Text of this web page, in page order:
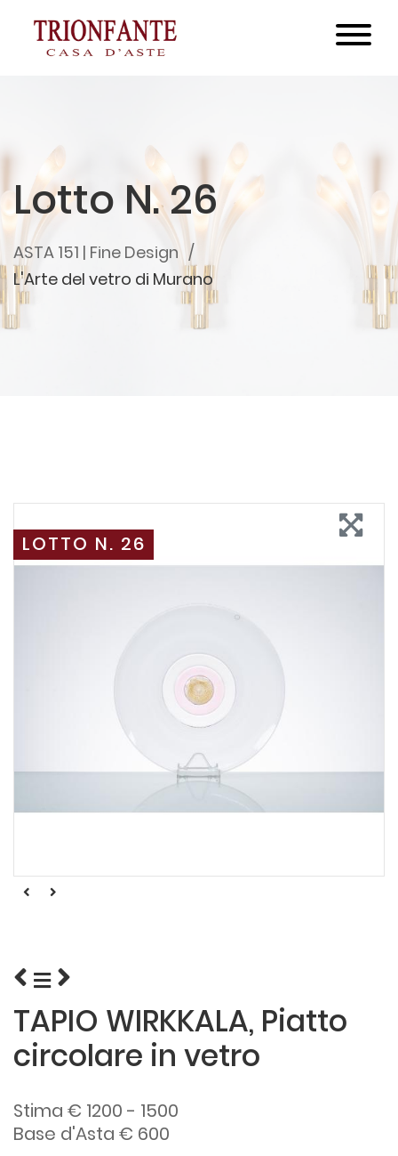
Lotto N. 26
ASTA 151 | Fine Design
L'Arte del vetro di Murano
LOTTO N. 26
TAPIO WIRKKALA, Piatto
circolare in vetro
Stima € 1200 - 1500
Base d'Asta € 600